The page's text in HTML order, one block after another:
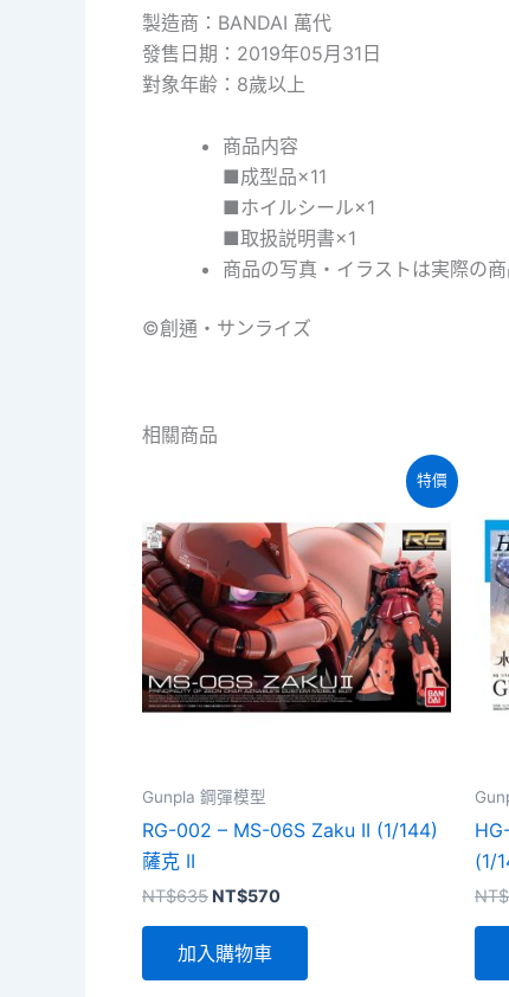
製造商：BANDAI 萬代
發售日期：2019年05月31日
對象年齢：8歲以上
商品内容
■成型品×11
■ホイルシール×1
■取扱説明書×1
商品の写真・イラストは実際の
©創通・サンライズ
相關商品
特價
Gunpla 鋼彈模型
RG-002 – MS-06S Zaku II (1/144)
薩克 II
NT$635 原
格：
NT$635。
NT$570目
NT$570。
加入購物車
(1/
NT$